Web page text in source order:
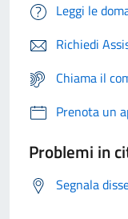
Leggi le
Richiedi
Chiama il
Prenota un
Problemi in
Segnala